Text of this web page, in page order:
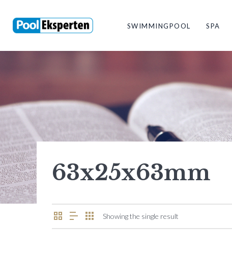
SWIMMINGPOOL SPA
63x25x63mm
Showing the single result